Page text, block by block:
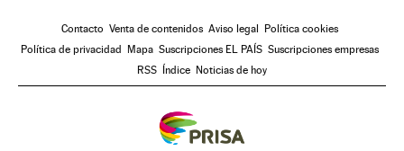
Contacto Venta de contenidos Aviso legal
Política cookies
Política de privacidad
Mapa Suscripciones EL PAÍS Suscripciones empresas
RSS
Índice Noticias de hoy